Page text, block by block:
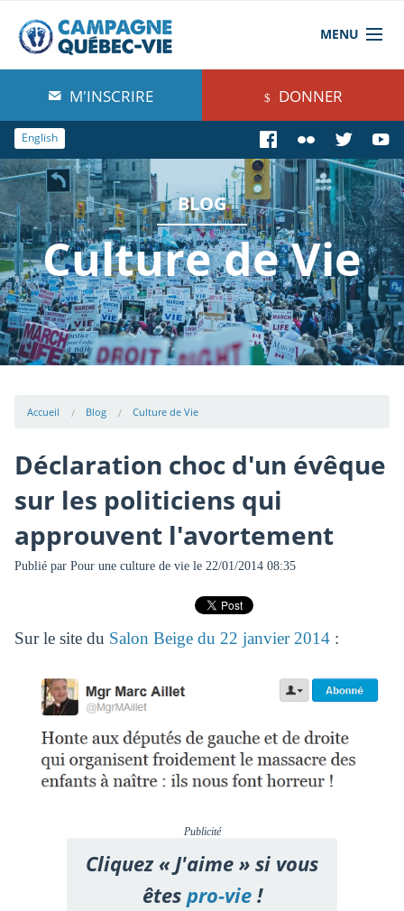
MENU
À propos de nous
Blog
Comprendre
Agir
Boutique
M'INSCRIRE DONNER
English
BLOG
Culture de Vie
Accueil Blog Culture de Vie
Déclaration choc d'un évêque
sur les politiciens qui
approuvent l'avortement
Publié par Pour une culture de viele 22/01/2014 08:35
Sur le site du Salon Beige du 22 janvier 2014:
Publicité
Cliquez « J'aime » si vous
êtespro-vie!